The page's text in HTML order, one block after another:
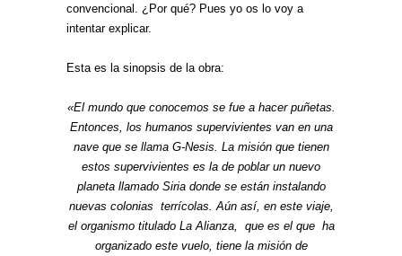
convencional. ¿Por qué? Pues yo os lo voy a
intentar explicar.
Esta es la sinopsis de la obra:
«El mundo que conocemos se fue a hacer puñetas.
Entonces, los humanos supervivientes van en una
nave que se llama G-Nesis. La misión que tienen
estos supervivientes es la de poblar un nuevo
planeta llamado Siria donde se están instalando
nuevas colonias terrícolas. Aún así, en este viaje,
el organismo titulado La Alianza, que es el que ha
organizado este vuelo, tiene la misión de